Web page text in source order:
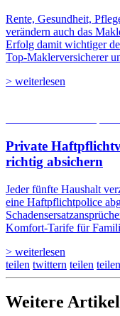
Rente, Gesundheit,
verändern auch das
Erfolg damit wichtiger
Top-Maklerversicherer
> weiterlesen
Private
richtig absichern
Jeder fünfte Haushalt
eine Haftpflichtpolice
Komfort-Tarife für
> weiterlesen
teilen twittern teilen teilen
Weitere Artikel